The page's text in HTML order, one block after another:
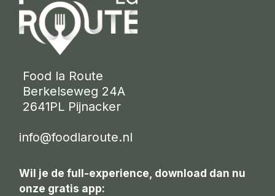
Food la Route
Berkelseweg 24A
2641PL Pijnacker
info@foodlaroute.nl
Wil je de full-experience, download dan nu
onze gratis app: